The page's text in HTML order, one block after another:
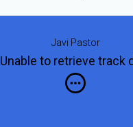
Javi Pastor
Unable to retrieve track